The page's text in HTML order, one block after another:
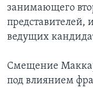
занимающего
представителей,
ведущих
Смещение
под влиянием